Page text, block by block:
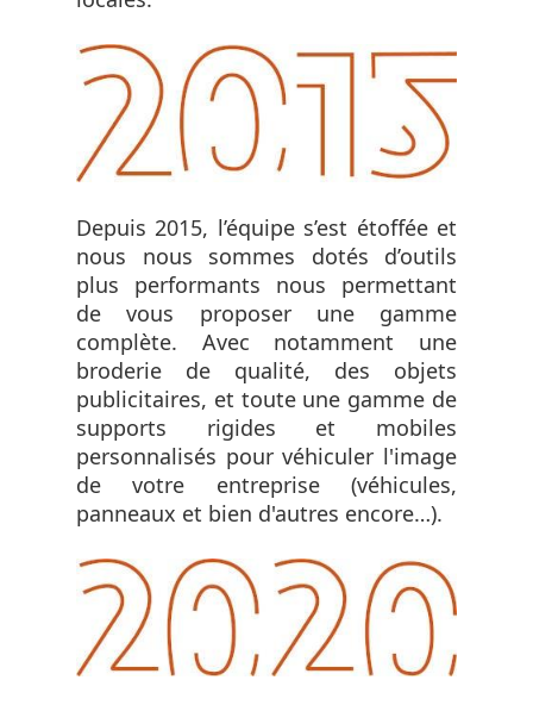
Depuis 2015, l’équipe s’est étoffée et
nous nous sommes dotés d’outils
plus performants nous permettant
de vous proposer une gamme
complète. Avec notamment une
broderie de qualité, des objets
publicitaires, et toute une gamme de
supports rigides et mobiles
personnalisés pour véhiculer l'image
de votre entreprise (véhicules,
panneaux et bien d'autres encore…).